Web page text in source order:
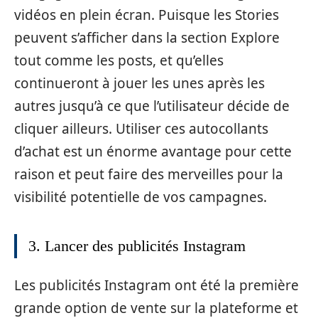
vidéos en plein écran. Puisque les Stories
peuvent s’afficher dans la section Explore
tout comme les posts, et qu’elles
continueront à jouer les unes après les
autres jusqu’à ce que l’utilisateur décide de
cliquer ailleurs. Utiliser ces autocollants
d’achat est un énorme avantage pour cette
raison et peut faire des merveilles pour la
visibilité potentielle de vos campagnes.
3. Lancer des publicités Instagram
Les publicités Instagram ont été la première
grande option de vente sur la plateforme et